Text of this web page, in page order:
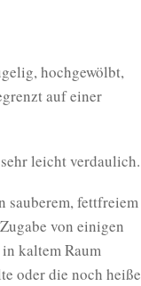
hochgewölbt,
auf einer
leicht verdaulich.
sauberem, fettfreiem
von einigen
kaltem Raum
oder die noch heiße